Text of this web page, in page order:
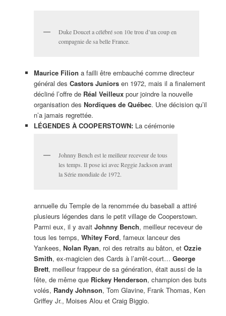
Duke Doucet a célébré son 10e trou d’un coup en
compagnie de sa belle France.
Maurice Filion a failli être embauché comme directeur
général des Castors Juniorsen 1972, mais il a finalement
décliné l’offre de Réal Veilleux pour joindre la nouvelle
organisation des Nordiques de Québec. Une décision qu’il
n’a jamais regrettée.
LÉGENDES À COOPERSTOWN: La cérémonie
Johnny Bench est le meilleur receveur de tous
les temps. Il pose ici avec Reggie Jackson avant
la Série mondiale de 1972.
annuelle du Temple de la renommée du baseball a attiré
plusieurs légendes dans le petit village de Cooperstown.
Parmi eux, il y avait Johnny Bench, meilleur receveur de
tous les temps, Whitey Ford, fameux lanceur des
Yankees, Nolan Ryan, roi des retraits au bâton, et Ozzie
Smith, ex-magicien des Cards à l’arrêt-court… George
Brett, meilleur frappeur de sa génération, était aussi de la
fête, de même que Rickey Henderson, champion des buts
volés, Randy Johnson, Tom Glavine, Frank Thomas, Ken
Griffey Jr., Moises Alou et Craig Biggio.